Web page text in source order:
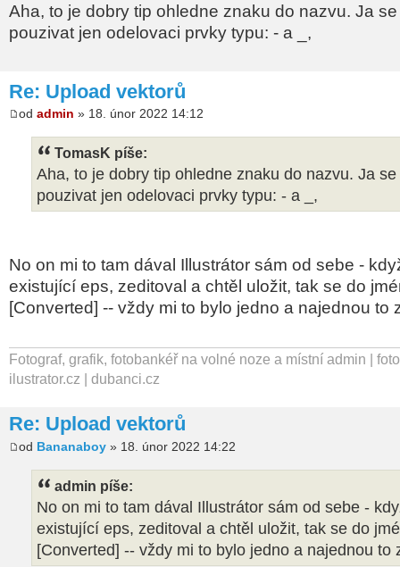
Aha, to je dobry tip ohledne znaku do nazvu. Ja
pouzivat jen odelovaci prvky typu: - a _,
Re: Upload vektorů
od admin » 18. únor 2022 14:12
TomasK píše:
Aha, to je dobry tip ohledne znaku do nazvu. Ja
pouzivat jen odelovaci prvky typu: - a _,
No on mi to tam dával Illustrátor sám od sebe -
existující eps, zeditoval a chtěl uložit, tak se do
[Converted] -- vždy mi to bylo jedno a najednou to
Fotograf, grafik, fotobankéř na volné noze a místní admin |
ilustrator.cz | dubanci.cz
Re: Upload vektorů
od Bananaboy » 18. únor 2022 14:22
admin píše:
No on mi to tam dával Illustrátor sám od sebe -
existující eps, zeditoval a chtěl uložit, tak se do
[Converted] -- vždy mi to bylo jedno a najednou to